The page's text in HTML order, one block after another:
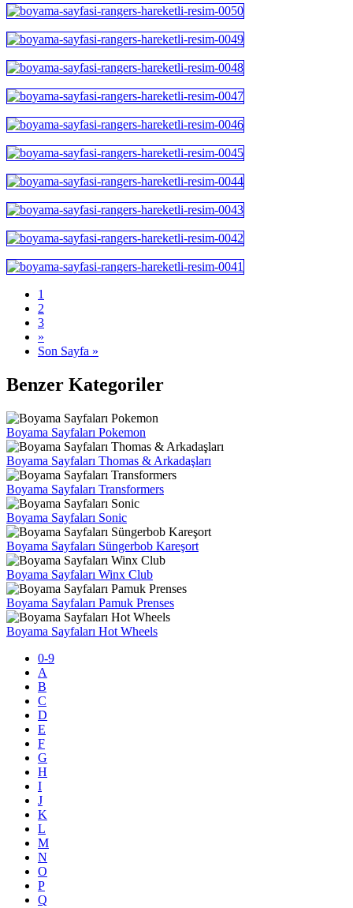
1
2
3
»
Son Sayfa »
Benzer Kategoriler
Boyama Sayfaları Pokemon
Boyama Sayfaları Thomas & Arkadaşları
Boyama Sayfaları Transformers
Boyama Sayfaları Sonic
Boyama Sayfaları Süngerbob Kareşort
Boyama Sayfaları Winx Club
Boyama Sayfaları Pamuk Prenses
Boyama Sayfaları Hot Wheels
0-9
A
B
C
D
E
F
G
H
I
J
K
L
M
N
O
P
Q